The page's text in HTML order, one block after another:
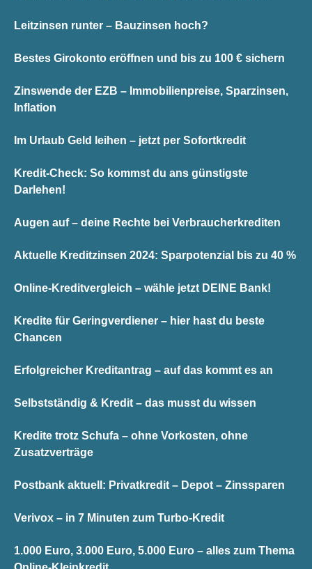
Leitzinsen runter – Bauzinsen hoch?
Bestes Girokonto eröffnen und bis zu 100 € sichern
Zinswende der EZB – Immobilienpreise, Sparzinsen,
Inflation
Im Urlaub Geld leihen – jetzt per Sofortkredit
Kredit-Check: So kommst du ans günstigste
Darlehen!
Augen auf – deine Rechte bei Verbraucherkrediten
Aktuelle Kreditzinsen 2024: Sparpotenzial bis zu 40 %
Online-Kreditvergleich – wähle jetzt DEINE Bank!
Kredite für Geringverdiener – hier hast du beste
Chancen
Erfolgreicher Kreditantrag – auf das kommt es an
Selbstständig & Kredit – das musst du wissen
Kredite trotz Schufa – ohne Vorkosten, ohne
Zusatzverträge
Postbank aktuell: Privatkredit – Depot – Zinssparen
Verivox – in 7 Minuten zum Turbo-Kredit
1.000 Euro, 3.000 Euro, 5.000 Euro – alles zum Thema